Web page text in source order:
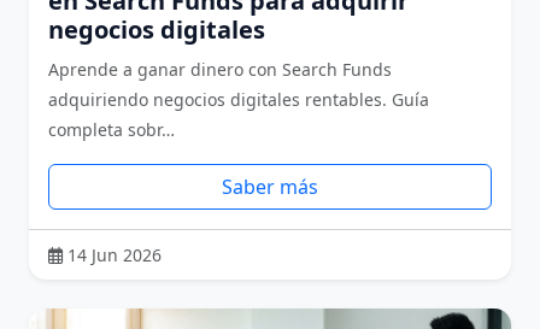
negocios digitales
Aprende a ganar dinero con Search Funds
adquiriendo negocios digitales rentables. Guía
completa sobr…
Saber más
14 Jun 2026